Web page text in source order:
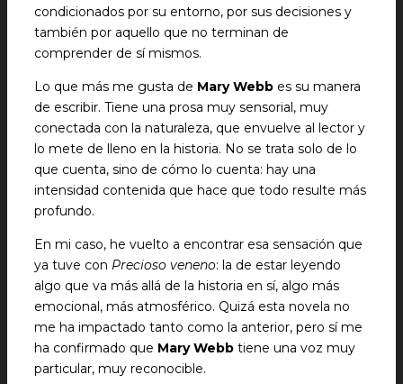
condicionados por su entorno, por sus decisiones y
también por aquello que no terminan de
comprender de sí mismos.
Lo que más me gusta de Mary Webb es su manera
de escribir. Tiene una prosa muy sensorial, muy
conectada con la naturaleza, que envuelve al lector y
lo mete de lleno en la historia. No se trata solo de lo
que cuenta, sino de cómo lo cuenta: hay una
intensidad contenida que hace que todo resulte más
profundo.
En mi caso, he vuelto a encontrar esa sensación que
ya tuve con Precioso veneno: la de estar leyendo
algo que va más allá de la historia en sí, algo más
emocional, más atmosférico. Quizá esta novela no
me ha impactado tanto como la anterior, pero sí me
ha confirmado que Mary Webb tiene una voz muy
particular, muy reconocible.